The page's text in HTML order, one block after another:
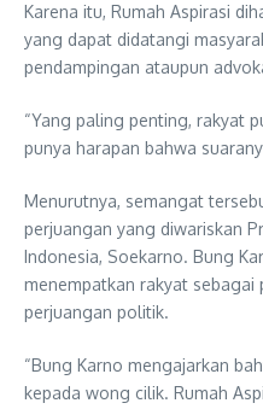
Karena itu, Rumah Aspirasi
yang dapat didatangi
pendampingan ataupun
“Yang paling penting, rakyat
punya harapan bahwa
Menurutnya, semangat
perjuangan yang diwariskan
Indonesia, Soekarno. Bung
menempatkan rakyat sebagai
perjuangan politik.
“Bung Karno mengajarkan
kepada wong cilik. Rumah